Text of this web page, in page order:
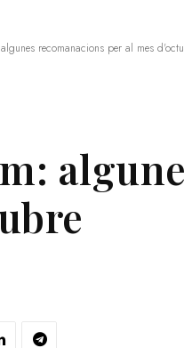
recomanacions per al mes